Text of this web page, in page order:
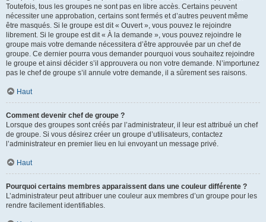
Toutefois, tous les groupes ne sont pas en libre accès. Certains peuvent
nécessiter une approbation, certains sont fermés et d’autres peuvent même
être masqués. Si le groupe est dit « Ouvert », vous pouvez le rejoindre
librement. Si le groupe est dit « À la demande », vous pouvez rejoindre le
groupe mais votre demande nécessitera d’être approuvée par un chef de
groupe. Ce dernier pourra vous demander pourquoi vous souhaitez rejoindre
le groupe et ainsi décider s’il approuvera ou non votre demande. N’importunez
pas le chef de groupe s’il annule votre demande, il a sûrement ses raisons.
Haut
Comment devenir chef de groupe ?
Lorsque des groupes sont créés par l’administrateur, il leur est attribué un chef
de groupe. Si vous désirez créer un groupe d’utilisateurs, contactez
l’administrateur en premier lieu en lui envoyant un message privé.
Haut
Pourquoi certains membres apparaissent dans une couleur différente ?
L’administrateur peut attribuer une couleur aux membres d’un groupe pour les
rendre facilement identifiables.